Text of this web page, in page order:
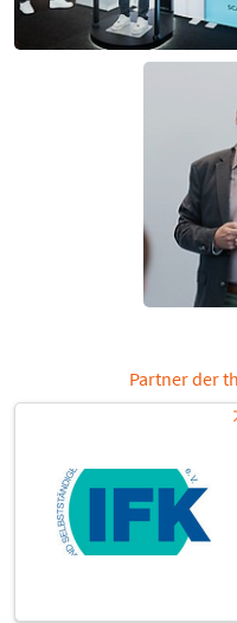
Partner der